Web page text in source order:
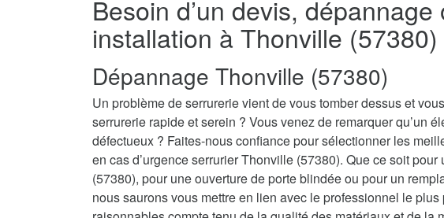
Besoin d’un devis, dépannage
installation à Thonville (57380)
Dépannage Thonville (57380)
Un problème de serrurerie vient de vous tomber dessus et
serrurerie rapide et serein ? Vous venez de remarquer qu’un
défectueux ? Faites-nous confiance pour sélectionner les
en cas d’urgence serrurier Thonville (57380). Que ce soit
(57380), pour une ouverture de porte blindée ou pour un
nous saurons vous mettre en lien avec le professionnel le